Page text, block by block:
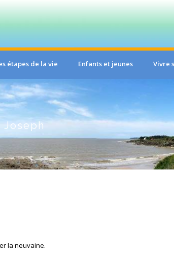
étapes de la vie Enfants et jeunes Vivre
Joseph
la neuvaine.